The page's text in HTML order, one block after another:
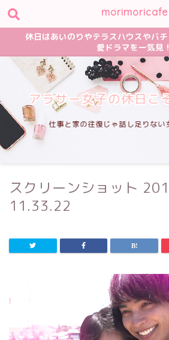
morimoricafe
休日はあいのりやテラスハウスやバ
愛ドラマを一気見！
アラサー女子の休日こ
仕事と家の往復じゃ話し足りない
スクリーンショット
11.33.22